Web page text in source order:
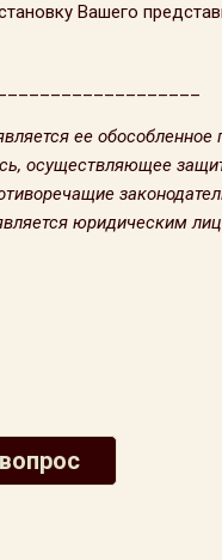
Вашего
ее обособленное
осуществляющее
юридическим